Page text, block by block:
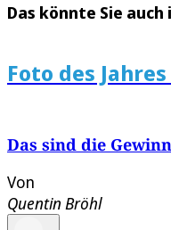
Das könnte Sie
Foto des
Das sind die
Von
Quentin Bröhl